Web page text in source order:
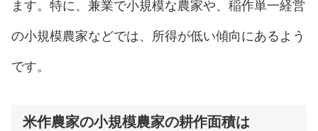
ます。特に、兼業で小規模な農家や、稲作単一経営
の小規模農家などでは、所得が低い傾向にあるよう
です。
米作農家の小規模農家の耕作面積は